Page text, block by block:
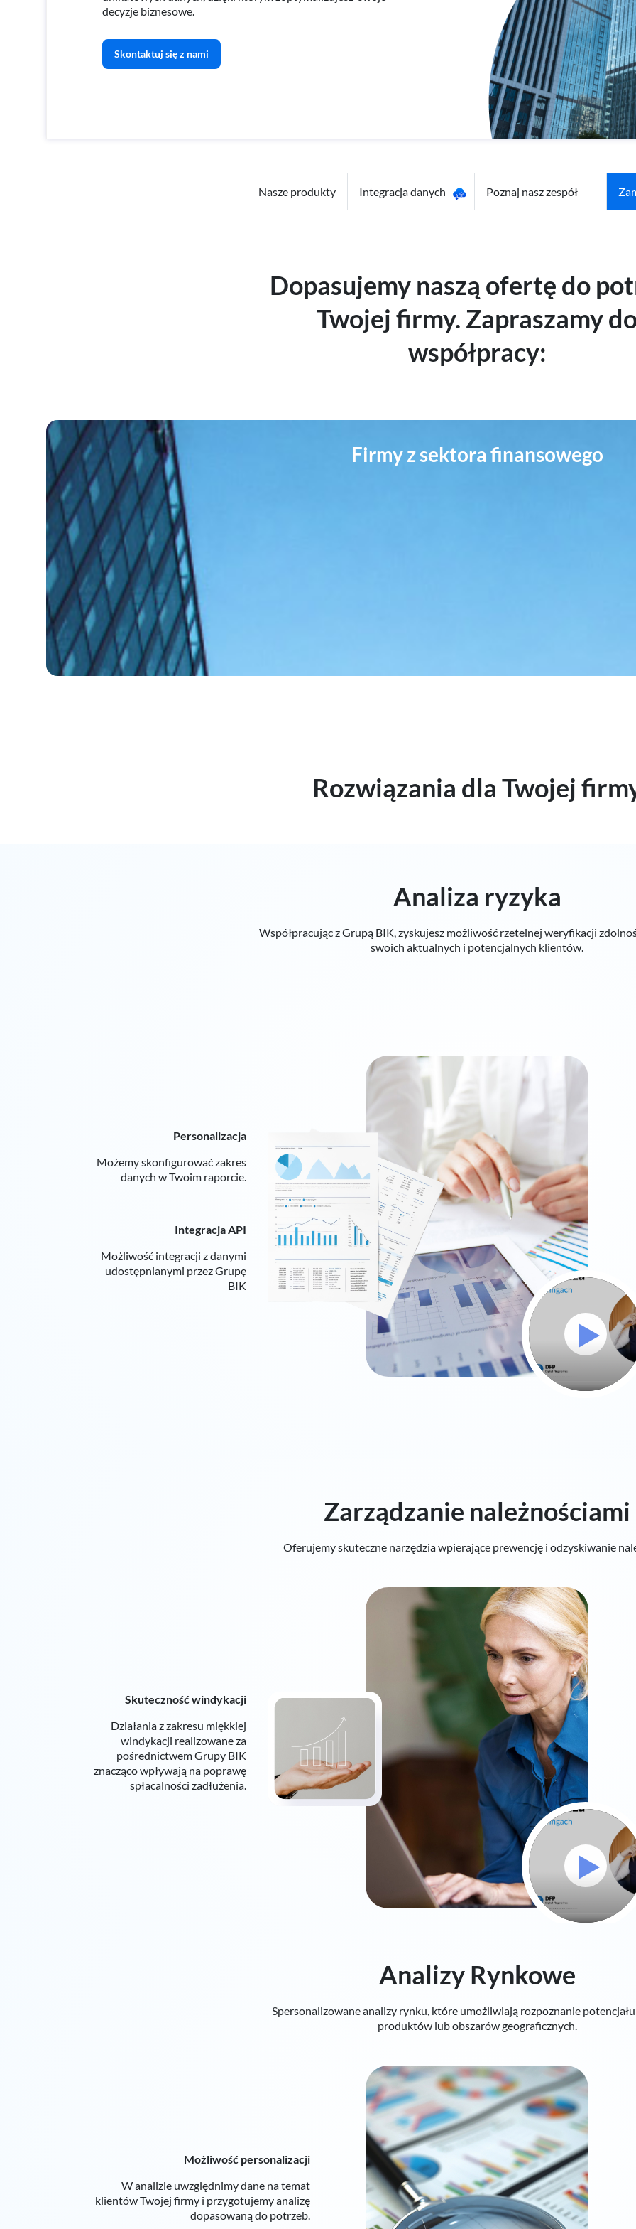
decyzje biznesowe.
Skontaktuj się z nami
Nasze produkty Integracja danych Poznaj nasz zespół
Dopasujemy naszą ofertę do
Twojej firmy. Zapraszamy
współpracy:
Firmy z sektora finansowego
Rozwiązania dla Twojej
Analiza ryzyka
Współpracując z Grupą BIK, zyskujesz możliwość rzetelnej weryfikacji
swoich aktualnych i potencjalnych klientów.
Personalizacja
Możemy skonfigurować zakres
danych w Twoim raporcie.
Integracja API
Możliwość integracji z danymi
udostępnianymi przez Grupę
BIK
Zarządzanie należnościami
Oferujemy skuteczne narzędzia wpierające prewencję i odzyskiwanie
Skuteczność windykacji
Działania z zakresu miękkiej
windykacji realizowane za
pośrednictwem Grupy BIK
znacząco wpływają na poprawę
spłacalności zadłużenia.
Analizy Rynkowe
Spersonalizowane analizy rynku, które umożliwiają rozpoznanie
produktów lub obszarów geograficznych.
Możliwość personalizacji
W analizie uwzględnimy dane na temat
klientów Twojej firmy i przygotujemy analizę
dopasowaną do potrzeb.